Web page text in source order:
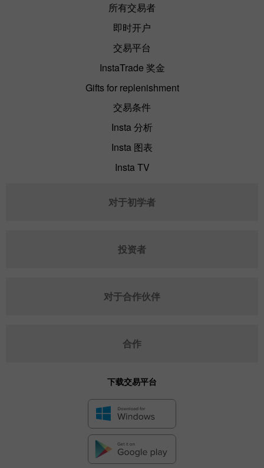
所有交易者
即时开户
交易平台
InstaTrade 奖金
Gifts for replenishment
交易条件
Insta 分析
Insta 图表
Insta TV
对于初学者
投资者
对于合作伙伴
合作
下载交易平台